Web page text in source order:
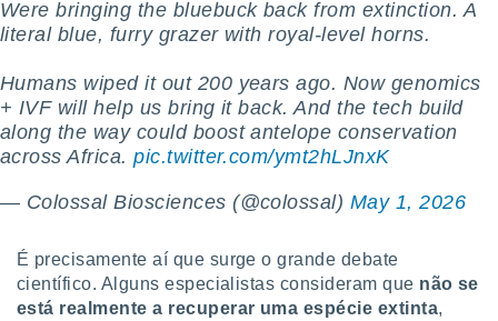
Were bringing the bluebuck back from extinction. A
literal blue, furry grazer with royal-level horns.
Humans wiped it out 200 years ago. Now genomics
+ IVF will help us bring it back. And the tech build
along the way could boost antelope conservation
across Africa.pic.twitter.com/ymt2hLJnxK
— Colossal Biosciences (@colossal) May 1, 2026
É precisamente aí que surge o grande debate
científico. Alguns especialistas consideram que não se
está realmente a recuperar uma espécie extinta,